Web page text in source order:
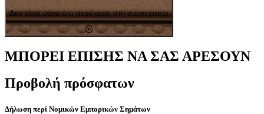
Δεν είναι μόνο ό,τι περιέχεται στη συσκευασία
ΜΠΟΡΕΙ ΕΠΙΣΗΣ ΝΑ ΣΑΣ ΑΡΕΣΟΥΝ
Προβολή πρόσφατων
Δήλωση περί Νομικών Εμπορικών Σημάτων